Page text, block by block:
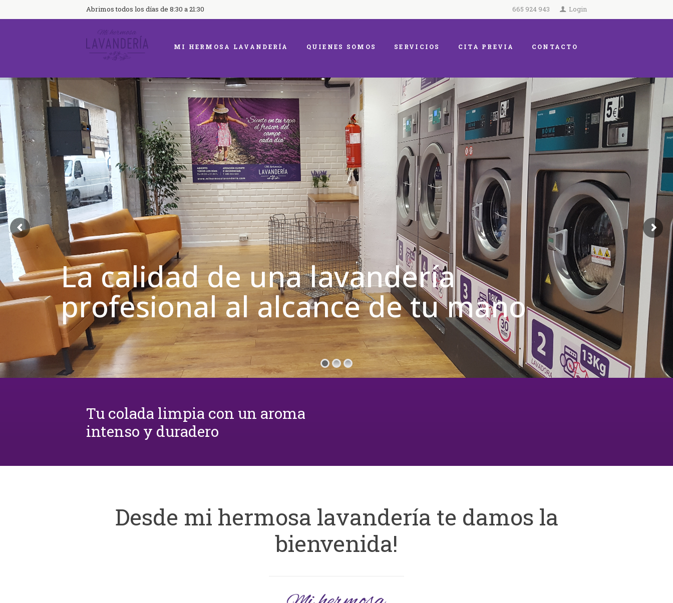
Abrimos todos los días de 8:30 a 21:30 665 924 943 Login
MI HERMOSA LAVANDERÍA QUIENES SOMOS SERVICIOS CITA PREVIA CONTACTO
La calidad de una lavandería
profesional al alcance de tu mano
Tu colada limpia con un aroma
intenso y duradero
Desde mi hermosa lavandería te damos la
bienvenida!